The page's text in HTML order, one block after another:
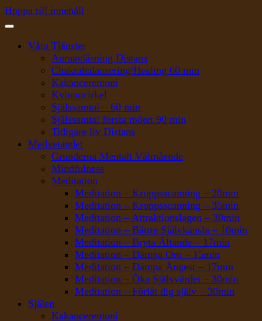
Hoppa till innehåll
Våra Tjänster
Auraavläsning Distans
Chakrabalansering/Healing 60 min
Kakaoceremoni
Kvinnocirkel
Själssamtal – 60 min
Själssamtal första mötet 90 min
Tidigare liv Distans
Medvetandet
Grunderna Mentalt Välmående
Mindfulness
Meditation
Meditation – Kroppsscanning – 20min
Meditation – Kroppsscanning – 35min
Meditation – Attraktionslagen – 30min
Meditation – Bättre Självkänsla – 10min
Meditation – Bryta Ältande – 17min
Meditation – Dämpa Oro – 15min
Meditation – Dämpa Ångest – 17min
Meditation – Öka Självvärdet – 30min
Meditation – Förlåt dig själv – 30min
Själen
Kakaoceremoni